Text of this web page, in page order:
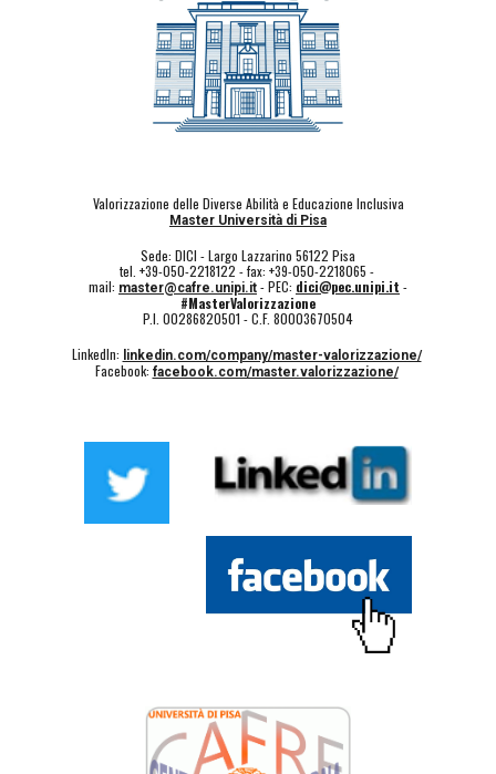
Valorizzazione delle Diverse Abilità e Educazione Inclusiva
Master Università di Pisa
Sede: DICI - Largo Lazzarino 56122 Pisa
tel. +39-050-2218122 - fax: +39-050-2218065 -
mail: master@cafre.unipi.it - PEC: dici@pec.unipi.it -
#MasterValorizzazione
P.I. 00286820501 - C.F. 80003670504
LinkedIn: linkedin.com/company/master-valorizzazione/
Facebook: facebook.com/master.valorizzazione/